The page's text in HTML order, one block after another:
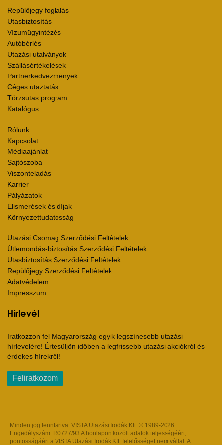
Repülőjegy foglalás
Utasbiztosítás
Vízumügyintézés
Autóbérlés
Utazási utalványok
Szállásértékelések
Partnerkedvezmények
Céges utaztatás
Törzsutas program
Katalógus
Rólunk
Kapcsolat
Médiaajánlat
Sajtószoba
Viszonteladás
Karrier
Pályázatok
Elismerések és díjak
Környezettudatosság
Utazási Csomag Szerződési Feltételek
Útlemondás-biztosítás Szerződési Feltételek
Utasbiztosítás Szerződési Feltételek
Repülőjegy Szerződési Feltételek
Adatvédelem
Impresszum
Hírlevél
Iratkozzon fel Magyarország egyik legszínesebb utazási
hírlevelére! Értesüljön időben a legfrissebb utazási akciókról és
érdekes hírekről!
Feliratkozom
Minden jog fenntartva. VISTA Utazási Irodák Kft. © 1989-2026.
Engedélyszám: R0727/93 A honlapon közölt adatok teljességéért,
pontosságáért a VISTA Utazási Irodák Kft. felelősséget nem vállal. A